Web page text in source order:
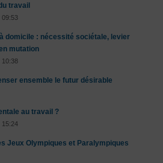
travail
09:53
domicile : nécessité sociétale, levier
mutation
10:38
ensemble le futur désirable
au travail ?
15:24
Jeux Olympiques et Paralympiques